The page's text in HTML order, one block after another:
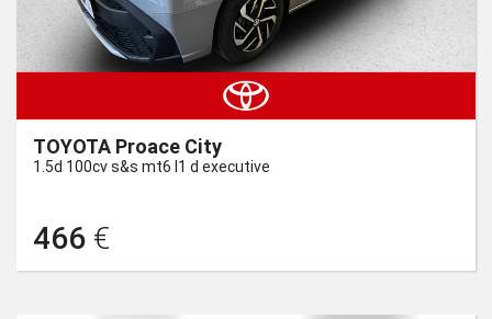
TOYOTA Proace City
1.5d 100cv s&s mt6 l1 d executive
466 €